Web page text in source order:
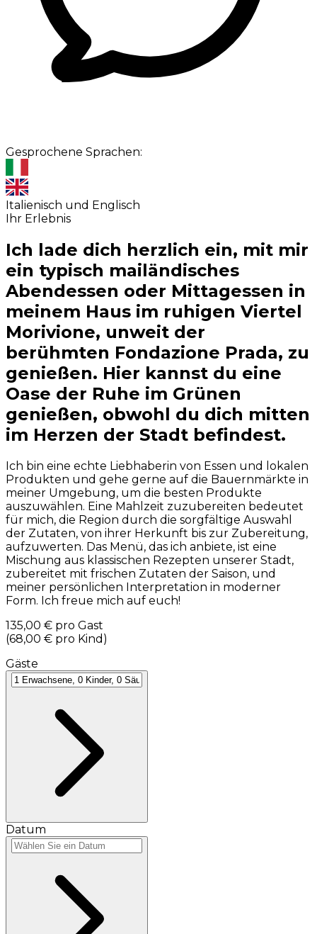
Gesprochene Sprachen:
Italienisch und Englisch
Ihr Erlebnis
Ich lade dich herzlich ein, mit mir
ein typisch mailändisches
Abendessen oder Mittagessen in
meinem Haus im ruhigen Viertel
Morivione, unweit der
berühmten Fondazione Prada, zu
genießen. Hier kannst du eine
Oase der Ruhe im Grünen
genießen, obwohl du dich mitten
im Herzen der Stadt befindest.
Ich bin eine echte Liebhaberin von Essen und lokalen
Produkten und gehe gerne auf die Bauernmärkte in
meiner Umgebung, um die besten Produkte
auszuwählen. Eine Mahlzeit zuzubereiten bedeutet
für mich, die Region durch die sorgfältige Auswahl
der Zutaten, von ihrer Herkunft bis zur Zubereitung,
aufzuwerten. Das Menü, das ich anbiete, ist eine
Mischung aus klassischen Rezepten unserer Stadt,
zubereitet mit frischen Zutaten der Saison, und
meiner persönlichen Interpretation in moderner
Form. Ich freue mich auf euch!
135,00 € pro Gast
(68,00 € pro Kind )
Gäste
Datum